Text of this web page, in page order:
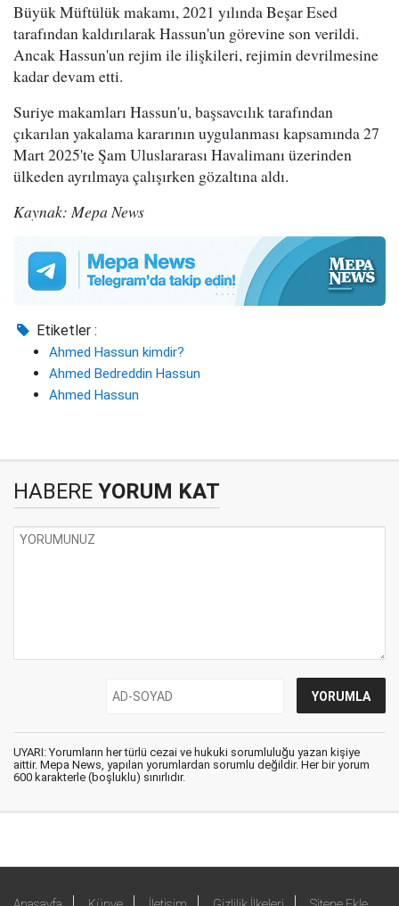
Büyük Müftülük makamı, 2021 yılında Beşar Esed
tarafından kaldırılarak Hassun'un görevine son verildi.
Ancak Hassun'un rejim ile ilişkileri, rejimin devrilmesine
kadar devam etti.
Suriye makamları Hassun'u, başsavcılık tarafından
çıkarılan yakalama kararının uygulanması kapsamında 27
Mart 2025'te Şam Uluslararası Havalimanı üzerinden
ülkeden ayrılmaya çalışırken gözaltına aldı.
Kaynak: Mepa News
Etiketler :
Ahmed Hassun kimdir?
Ahmed Bedreddin Hassun
Ahmed Hassun
HABERE YORUM KAT
UYARI: Yorumların her türlü cezai ve hukuki sorumluluğu yazan kişiye
aittir. Mepa News, yapılan yorumlardan sorumlu değildir. Her bir yorum
600 karakterle (boşluklu) sınırlıdır.